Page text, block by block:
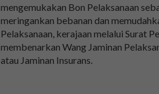
mengemukakan Bon Pelaksanaan
meringankan bebanan dan
Pelaksanaan, kerajaan melalui Surat
membenarkan Wang Jaminan
atau Jaminan Insurans.